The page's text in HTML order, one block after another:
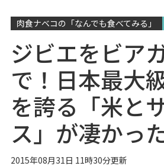
肉食ナベコの「なんでも食べてみる」
ジビエをビア
で！日本最大
を誇る「米と
ス」が凄かっ
2015年08月31日 11時30分更新